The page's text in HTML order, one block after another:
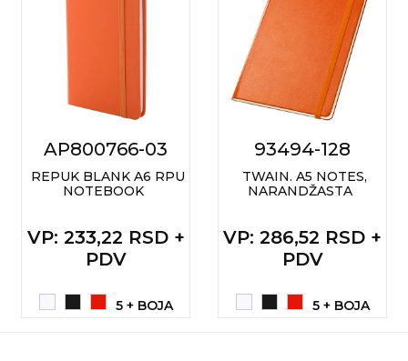
AP800766-03
REPUK BLANK A6 RPU
NOTEBOOK
VP: 233,22 RSD +
PDV
5 + BOJA
93494-128
TWAIN. A5 NOTES,
NARANDŽASTA
VP: 286,52 RSD +
PDV
5 + BOJA